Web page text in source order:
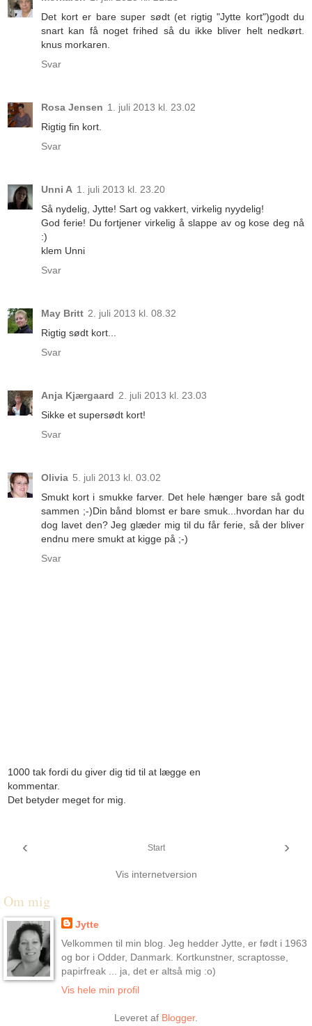
Det kort er bare super sødt (et rigtig "Jytte kort")godt du
snart kan få noget frihed så du ikke bliver helt nedkørt.
knus morkaren.
Svar
Rosa Jensen 1. juli 2013 kl. 23.02
Rigtig fin kort.
Svar
Unni A 1. juli 2013 kl. 23.20
Så nydelig, Jytte! Sart og vakkert, virkelig nyydelig!
God ferie! Du fortjener virkelig å slappe av og kose deg nå
:)
klem Unni
Svar
May Britt 2. juli 2013 kl. 08.32
Rigtig sødt kort...
Svar
Anja Kjærgaard 2. juli 2013 kl. 23.03
Sikke et supersødt kort!
Svar
Olivia 5. juli 2013 kl. 03.02
Smukt kort i smukke farver. Det hele hænger bare så godt
sammen ;-)Din bånd blomst er bare smuk...hvordan har du
dog lavet den? Jeg glæder mig til du får ferie, så der bliver
endnu mere smukt at kigge på ;-)
Svar
1000 tak fordi du giver dig tid til at lægge en
kommentar.
Det betyder meget for mig.
‹ ›
Start
Vis internetversion
Om mig
Jytte
Velkommen til min blog. Jeg hedder Jytte, er født i 1963
og bor i Odder, Danmark. Kortkunstner, scraptosse,
papirfreak ... ja, det er altså mig :o)
Vis hele min profil
Leveret af Blogger.